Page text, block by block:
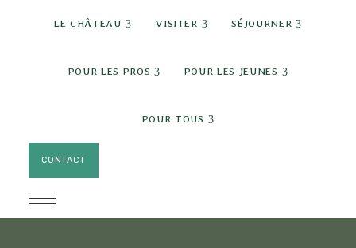
LE CHÂTEAU expand child menu
VISITER expand child menu
SÉJOURNER expand
POUR LES PROS expand child menu
POUR LES JEUNES expand
POUR TOUS expand child menu
CONTACT